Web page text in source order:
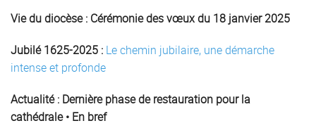
Vie du diocèse : Cérémonie des vœux du 18 janvier 2025
Jubilé 1625-2025 : Le chemin jubilaire, une démarche
intense et profonde
Actualité : Dernière phase de restauration pour la
cathédrale• En bref